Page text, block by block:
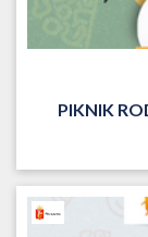
PIKNIK